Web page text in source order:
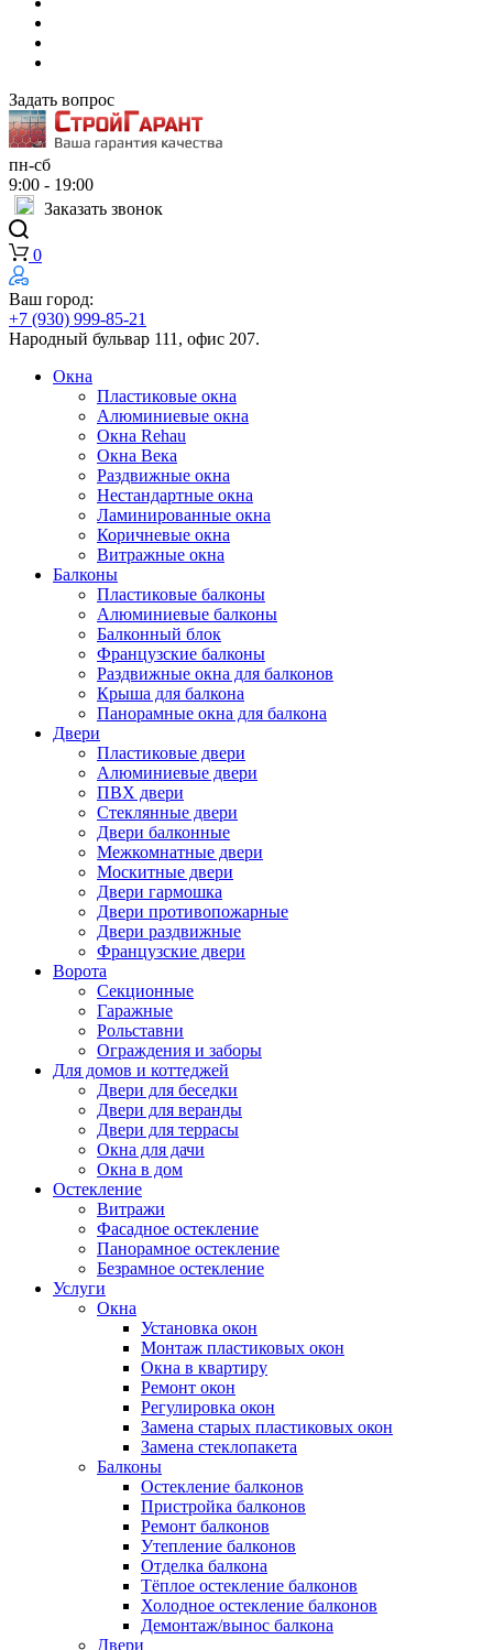
Задать вопрос
пн-сб
9:00 - 19:00
Заказать звонок
0
Ваш город:
+7 (930) 999-85-21
Народный бульвар 111, офис 207.
Окна
Пластиковые окна
Алюминиевые окна
Окна Rehau
Окна Века
Раздвижные окна
Нестандартные окна
Ламинированные окна
Коричневые окна
Витражные окна
Балконы
Пластиковые балконы
Алюминиевые балконы
Балконный блок
Французские балконы
Раздвижные окна для балконов
Крыша для балкона
Панорамные окна для балкона
Двери
Пластиковые двери
Алюминиевые двери
ПВХ двери
Стеклянные двери
Двери балконные
Межкомнатные двери
Москитные двери
Двери гармошка
Двери противопожарные
Двери раздвижные
Французские двери
Ворота
Секционные
Гаражные
Рольставни
Ограждения и заборы
Для домов и коттеджей
Двери для беседки
Двери для веранды
Двери для террасы
Окна для дачи
Окна в дом
Остекление
Витражи
Фасадное остекление
Панорамное остекление
Безрамное остекление
Услуги
Окна
Установка окон
Монтаж пластиковых окон
Окна в квартиру
Ремонт окон
Регулировка окон
Замена старых пластиковых окон
Замена стеклопакета
Балконы
Остекление балконов
Пристройка балконов
Ремонт балконов
Утепление балконов
Отделка балкона
Тёплое остекление балконов
Холодное остекление балконов
Демонтаж/вынос балкона
Двери